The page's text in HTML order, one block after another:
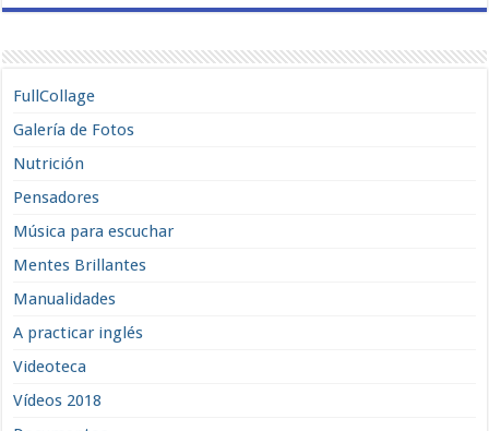
FullCollage
Galería de Fotos
Nutrición
Pensadores
Música para escuchar
Mentes Brillantes
Manualidades
A practicar inglés
Videoteca
Vídeos 2018